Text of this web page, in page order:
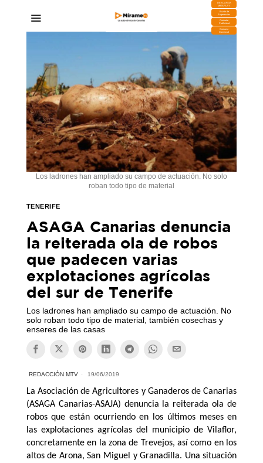
DESCARGA
MIRAPLAY
Buzón de
Sugerencias
Contratar
Publicidad
Contacto
Comercial
Los ladrones han ampliado su campo de actuación. No solo
roban todo tipo de material
TENERIFE
ASAGA Canarias denuncia
la reiterada ola de robos
que padecen varias
explotaciones agrícolas
del sur de Tenerife
Los ladrones han ampliado su campo de actuación. No
solo roban todo tipo de material, también cosechas y
enseres de las casas
REDACCIÓN MTV 19/06/2019
La Asociación de Agricultores y Ganaderos de Canarias
(ASAGA Canarias-ASAJA) denuncia la reiterada ola de
robos que están ocurriendo en los últimos meses en
las explotaciones agrícolas del municipio de Vilaflor,
concretamente en la zona de Trevejos, así como en los
altos de Arona, San Miguel y Granadilla. Una situación